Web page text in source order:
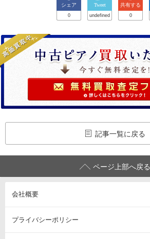
シェア
0
Tweet
undefined
共有する
0
記事一覧に戻る
ページ上部へ戻る
会社概要
プライバシーポリシー